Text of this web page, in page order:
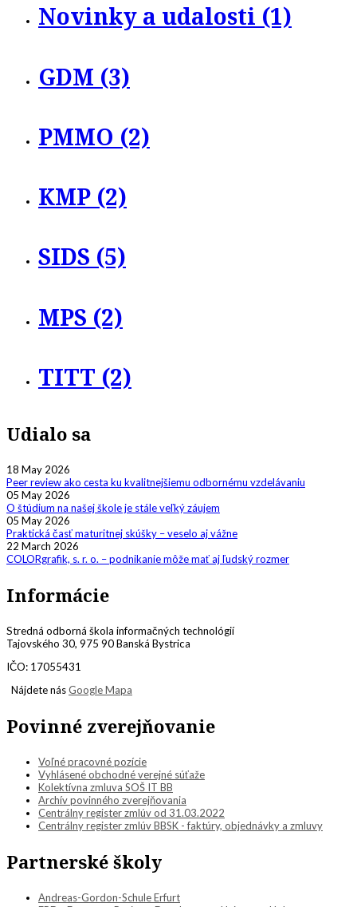
Novinky a udalosti (1)
GDM (3)
PMMO (2)
KMP (2)
SIDS (5)
MPS (2)
TITT (2)
Udialo sa
18 May 2026
Peer review ako cesta ku kvalitnejšiemu odbornému vzdelávaniu
05 May 2026
O štúdium na našej škole je stále veľký záujem
05 May 2026
Praktická časť maturitnej skúšky – veselo aj vážne
22 March 2026
COLORgrafik, s. r. o. – podnikanie môže mať aj ľudský rozmer
Informácie
Stredná odborná škola informačných technológií
Tajovského 30, 975 90 Banská Bystrica
IČO: 17055431
Nájdete násGoogle Mapa
Povinné zverejňovanie
Voľné pracovné pozície
Vyhlásené obchodné verejné súťaže
Kolektívna zmluva SOŠ IT BB
Archív povinného zverejňovania
Centrálny register zmlúv od 31.03.2022
Centrálny register zmlúv BBSK - faktúry, objednávky a zmluvy
Partnerské školy
Andreas-Gordon-Schule Erfurt